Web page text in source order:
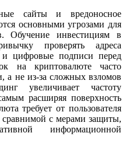
сайты и вредоносное
основными угрозами для
Обучение инвестициям в
проверять адреса
и цифровые подписи перед
на криптовалюте часто
а не из-за сложных взломов
увеличивает частоту
расширяя поверхность
требует от пользователя
с мерами защиты,
информационной